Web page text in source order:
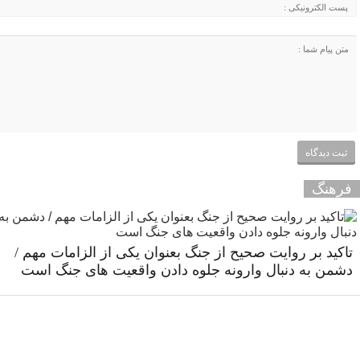
فرهنگ
تاکید بر روایت صحیح از جنگ بعنوان یکی از الزامات مهم /
دشمن به دنبال وارونه جلوه دادن واقعیت های جنگ است